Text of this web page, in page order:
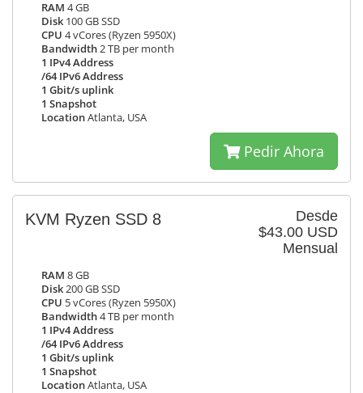
RAM 4 GB
Disk 100 GB SSD
CPU 4 vCores (Ryzen 5950X)
Bandwidth2 TB per month
1 IPv4 Address
/64 IPv6 Address
1 Gbit/s uplink
1 Snapshot
LocationAtlanta, USA
Pedir Ahora
Desde
$43.00 USD
Mensual
KVM Ryzen SSD 8
RAM 8 GB
Disk200 GB SSD
CPU 5 vCores (Ryzen 5950X)
Bandwidth4 TB per month
1 IPv4 Address
/64 IPv6 Address
1 Gbit/s uplink
1 Snapshot
LocationAtlanta, USA